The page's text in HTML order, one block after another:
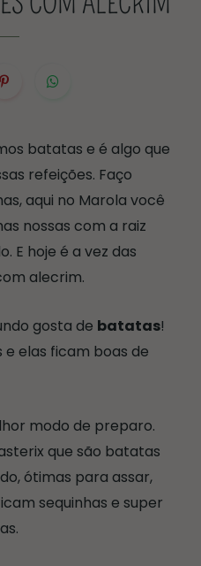
batatas e é algo que
refeições. Faço
aqui no Marola você
nossas com a raiz
E hoje é a vez das
alecrim.
gosta de batatas!
e elas ficam boas de
modo de preparo.
que são batatas
ótimas para assar,
sequinhas e super